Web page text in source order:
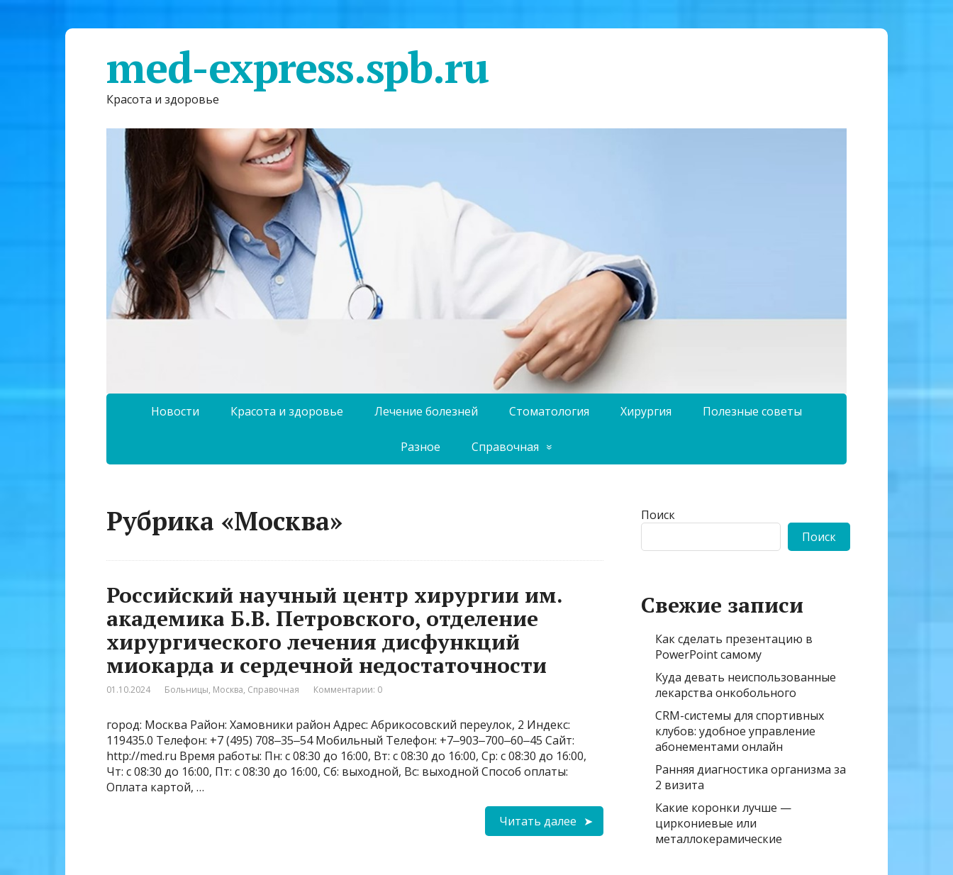
med-express.spb.ru
Красота и здоровье
Новости Красота и здоровье Лечение болезней Стоматология Хирургия Полезные советы
Разное Справочная
Рубрика «Москва»
Российский научный центр хирургии им.
академика Б.В. Петровского, отделение
хирургического лечения дисфункций
миокарда и сердечной недостаточности
01.10.2024 Больницы, Москва, Справочная Комментарии: 0
город: Москва Район: Хамовники район Адрес: Абрикосовский переулок, 2 Индекс:
119435.0 Телефон: +7 (495) 708‒35‒54 Мобильный Телефон: +7‒903‒700‒60‒45 Сайт:
http://med.ru Время работы: Пн: с 08:30 до 16:00, Вт: с 08:30 до 16:00, Ср: с 08:30 до 16:00,
Чт: с 08:30 до 16:00, Пт: с 08:30 до 16:00, Сб: выходной, Вс: выходной Способ оплаты:
Оплата картой, …
Читать далее
Поиск
Поиск
Свежие записи
Как сделать презентацию в
PowerPoint самому
Куда девать неиспользованные
лекарства онкобольного
CRM-системы для спортивных
клубов: удобное управление
абонементами онлайн
Ранняя диагностика организма за
2 визита
Какие коронки лучше —
циркониевые или
металлокерамические